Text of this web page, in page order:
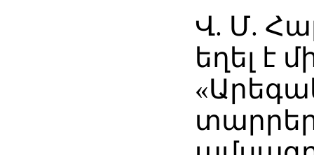
Վ. Մ.
եղել է